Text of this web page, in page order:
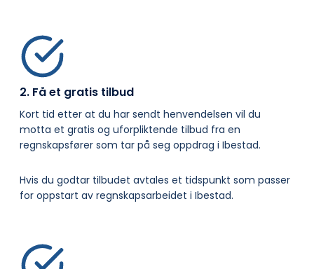
2. Få et gratis tilbud
Kort tid etter at du har sendt henvendelsen vil du
motta et gratis og uforpliktende tilbud fra en
regnskapsfører som tar på seg oppdrag i Ibestad.
Hvis du godtar tilbudet avtales et tidspunkt som passer
for oppstart av regnskapsarbeidet i Ibestad.